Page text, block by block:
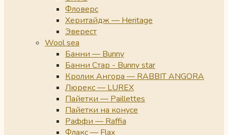
Фловерс
Херитайдж — Heritage
Эверест
Wool sea
Банни — Bunny
Банни Стар - Bunny star
Кролик Ангора — RABBIT ANGORA
Люрекс — LUREX
Пайетки — Paillettes
Пайетки на конусе
Раффи — Raffia
Флакс — Flax